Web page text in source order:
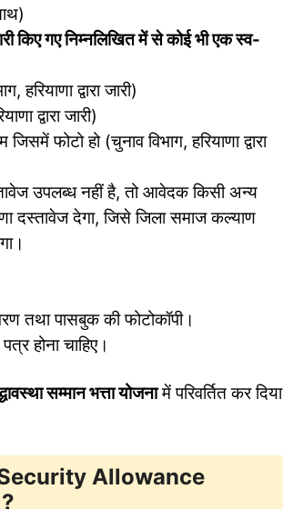
किए गए निम्नलिखित में से कोई भी एक स्व-
हरियाणा द्वारा जारी)
द्वारा जारी)
फोटो हो (चुनाव विभाग, हरियाणा द्वारा
उपलब्ध नहीं है, तो आवेदक किसी अन्य
दस्तावेज देगा, जिसे जिला समाज कल्याण
तथा पासबुक की फोटोकॉपी।
होना चाहिए।
सम्मान भत्ता योजनामें परिवर्तित कर दिया
Allowance